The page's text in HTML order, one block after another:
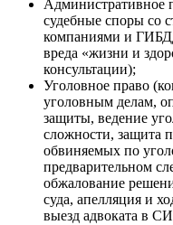
Административное
судебные споры со
компаниями и
вреда «жизни и
консультации);
Уголовное право
уголовным делам,
защиты, ведение
сложности, защита
обвиняемых по
предварительном
обжалование
суда, апелляция и
выезд адвоката в